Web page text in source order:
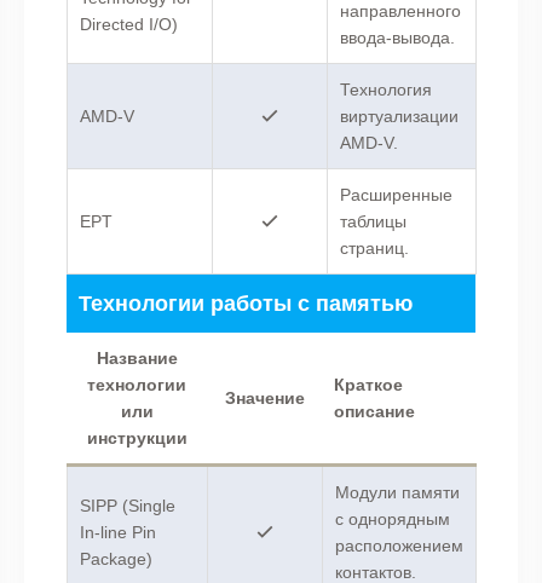
Directed I/O)
направленного
ввода-вывода.
AMD-V
Технология
виртуализации
AMD-V.
EPT
Расширенные
таблицы
страниц.
Технологии работы с памятью
Название
технологии
или
инструкции
Значение
Краткое
описание
SIPP (Single
In-line Pin
Package)
Модули памяти
с однорядным
расположением
контактов.